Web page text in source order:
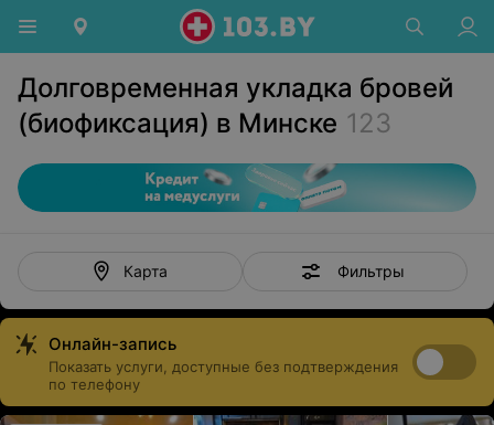
Долговременная укладка бровей
(биофиксация) в Минске 123
Карта Фильтры
Онлайн-запись
Показать услуги, доступные без подтверждения
по телефону